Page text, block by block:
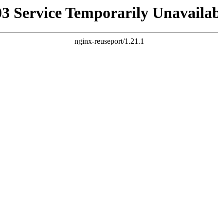
Service Temporarily
nginx-reuseport/1.21.1